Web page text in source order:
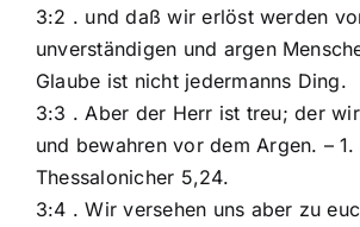
3:2 . und daß wir erlöst werden
unverständigen und argen
Glaube ist nicht jedermanns Ding.
3:3 . Aber der Herr ist treu; der
und bewahren vor dem Argen. – 1.
Thessalonicher 5,24.
3:4 . Wir versehen uns aber zu